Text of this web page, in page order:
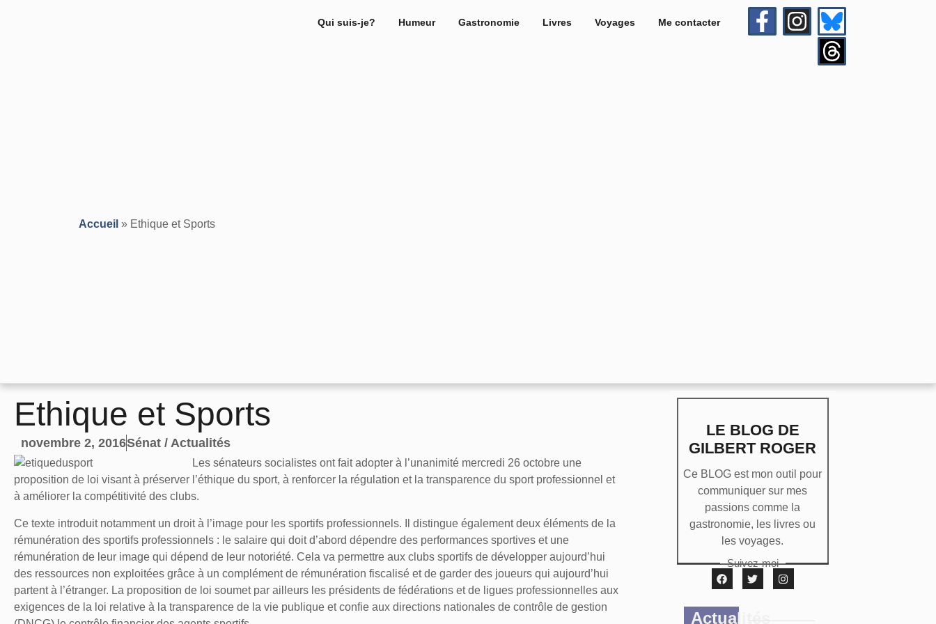
Qui suis-je? Humeur Gastronomie Livres Voyages Me contacter
Accueil » Ethique et Sports
Ethique et Sports
novembre 2, 2016Sénat / Actualités
Les sénateurs socialistes ont fait adopter à l’unanimité mercredi 26 octobre une
proposition de loi visant à préserver l’éthique du sport, à renforcer la régulation et la transparence du sport professionnel et
à améliorer la compétitivité des clubs.
Ce texte introduit notamment un droit à l’image pour les sportifs professionnels. Il distingue également deux éléments de la
rémunération des sportifs professionnels : le salaire qui doit d’abord dépendre des performances sportives et une
rémunération de leur image qui dépend de leur notoriété. Cela va permettre aux clubs sportifs de développer aujourd’hui
des ressources non exploitées grâce à un complément de rémunération fiscalisé et de garder des joueurs qui aujourd’hui
partent à l’étranger. La proposition de loi soumet par ailleurs les présidents de fédérations et de ligues professionnelles aux
exigences de la loi relative à la transparence de la vie publique et confie aux directions nationales de contrôle de gestion
LE BLOG DE
GILBERT ROGER
Ce BLOG est mon outil pour
communiquer sur mes
passions comme la
gastronomie, les livres ou
les voyages.
Suivez-moi
Actualités